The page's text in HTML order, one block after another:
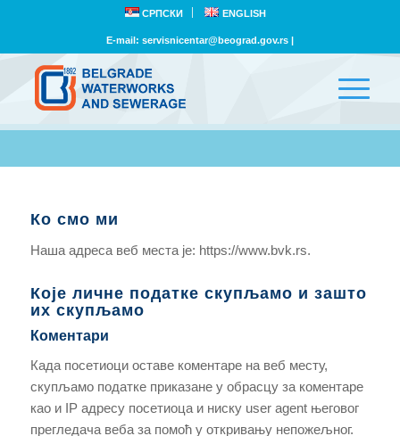
СРПСКИ ENGLISH
E-mail: servisnicentar@beograd.gov.rs|
Ко смо ми
Наша адреса веб места је: https://www.bvk.rs.
Које личне податке скупљамо и зашто
их скупљамо
Коментари
Када посетиоци оставе коментаре на веб месту,
скупљамо податке приказане у обрасцу за коментаре
као и IP адресу посетиоца и ниску user agent његовог
прегледача веба за помоћ у откривању непожељног.